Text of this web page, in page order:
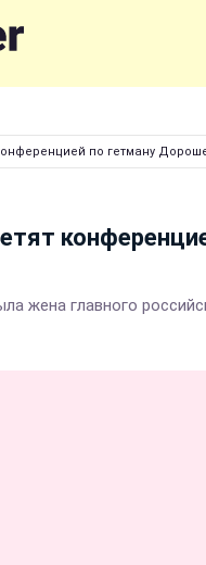
по гетману
жена главного